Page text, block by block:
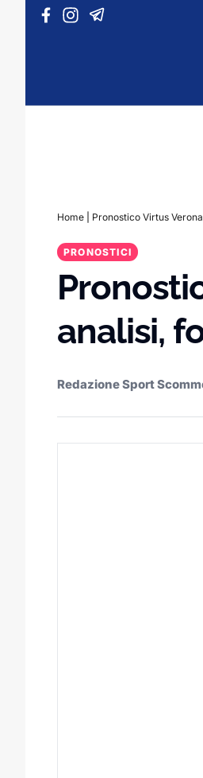
Vai al contenuto
Home Pronostico Virtus
PRONOSTICI
analisi,
Redazione Sport